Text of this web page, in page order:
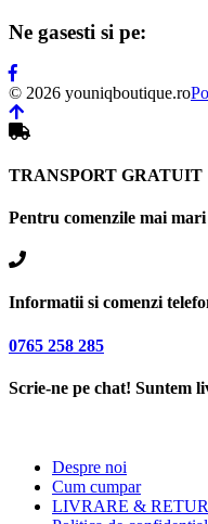
Ne gasesti si pe:
© 2026 youniqboutique.ro
TRANSPORT GRATUIT
Pentru comenzile mai mari
Informatii si comenzi
0765 258 285
Scrie-ne pe chat! Suntem
Despre noi
Cum cumpar
LIVRARE & RETUR